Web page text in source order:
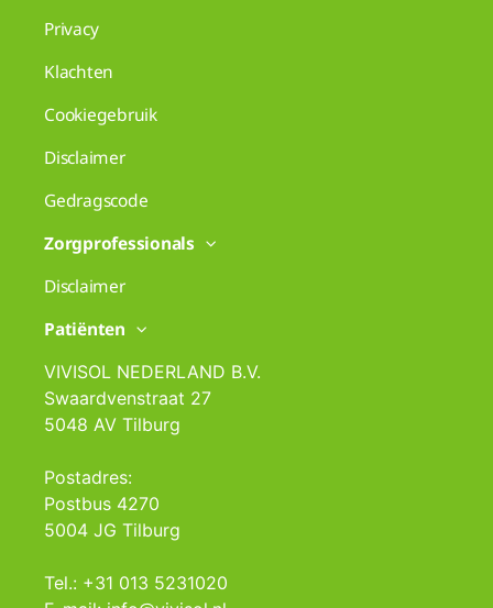
Privacy
Klachten
Cookiegebruik
Disclaimer
Gedragscode
Zorgprofessionals
Disclaimer
Patiënten
VIVISOL NEDERLAND B.V.
Swaardvenstraat 27
5048 AV Tilburg
Postadres:
Postbus 4270
5004 JG Tilburg
Tel.: +31 013 5231020